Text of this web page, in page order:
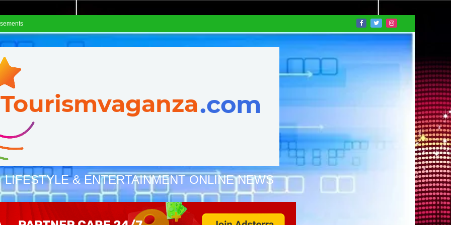
LIFESTYLE & ENTERTAINMENT ONLINE NEWS